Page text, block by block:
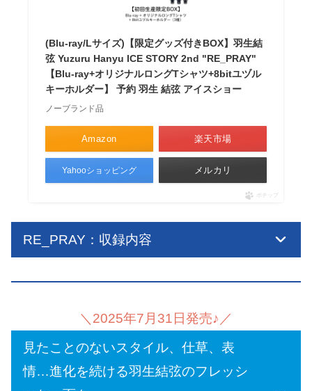
(Blu-ray/Lサイズ)【限定グッズ付きBOX】羽生結
弦 Yuzuru Hanyu ICE STORY 2nd "RE_PRAY"
【Blu-ray+オリジナルロングTシャツ+8bitユヅル
キーホルダー】 予約 羽生 結弦 アイスショー
ノーブランド品
Amazon 楽天市場
Yahooショッピング メルカリ
ポチップ
RE_PRAY：収録内容
＼2025年7月31日発売♪／
見たことのないスタイル、仕草、表
情…進化を続ける羽生結弦のフレッシ